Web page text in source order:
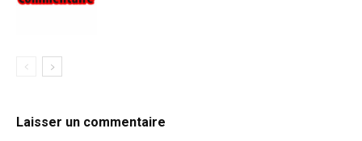
Laisser un commentaire